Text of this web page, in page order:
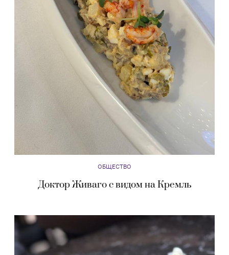
ОБЩЕСТВО
Доктор Живаго с видом на Кремль